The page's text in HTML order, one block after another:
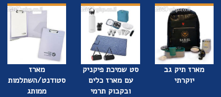
מארז תיק גב
יוקרתי
סט שמיכת פיקניק
עם מארז כלים
ובקבוק תרמי
מארז
סטודנט/השתלמות
ממותג